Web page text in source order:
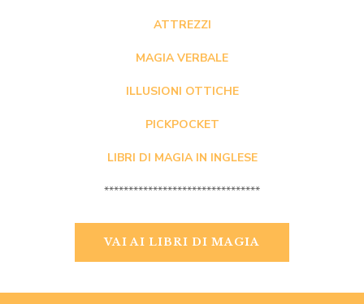
ATTREZZI
MAGIA VERBALE
ILLUSIONI OTTICHE
PICKPOCKET
LIBRI DI MAGIA IN INGLESE
********************************
VAI AI LIBRI DI MAGIA